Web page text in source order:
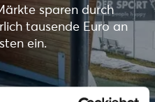
sparen durch
tausende Euro an
ein.